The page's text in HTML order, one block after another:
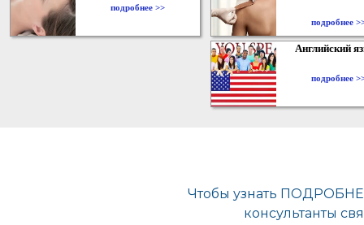
подробнее >>
подробнее
Английский
подробнее